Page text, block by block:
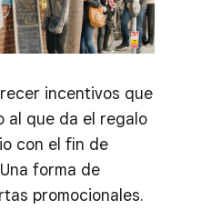
incentivos que
al que da el regalo
con el fin de
forma de
promocionales.